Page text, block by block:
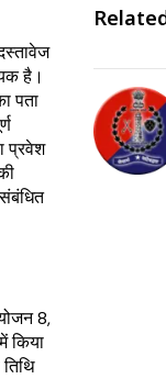
है।
पता
प्रवेश
8,
किया